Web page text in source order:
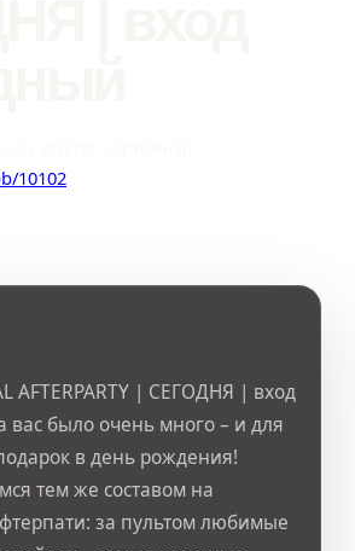
10102
AFTERPARTY | СЕГОДНЯ | вход
вас было очень много – и для
в день рождения!
тем же составом на
за пультом любимые